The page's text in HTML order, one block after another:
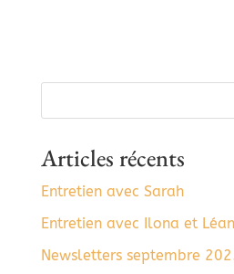
Articles récents
Entretien avec Sarah
Entretien avec Ilona et
Newsletters septembre